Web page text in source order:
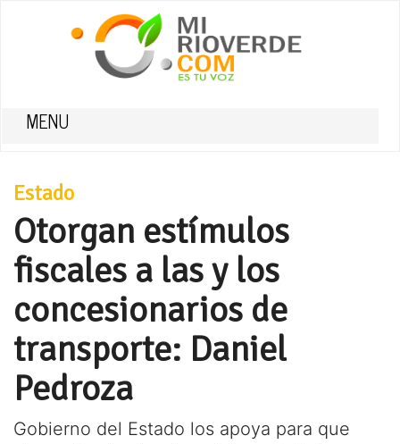
MENU
Estado
Otorgan estímulos
fiscales a las y los
concesionarios de
transporte: Daniel
Pedroza
Gobierno del Estado los apoya para que